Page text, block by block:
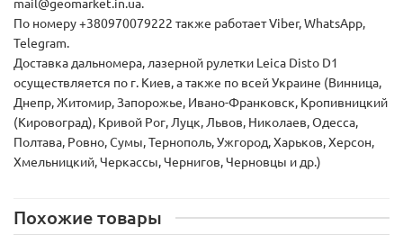
По номеру +380970079222 также работает Viber, WhatsApp,
Telegram.
Доставка дальномера, лазерной рулетки Leica Disto D1
осуществляется по г. Киев, а также по всей Украине (Винница,
Днепр, Житомир, Запорожье, Ивано-Франковск, Кропивницкий
(Кировоград), Кривой Рог, Луцк, Львов, Николаев, Одесса,
Полтава, Ровно, Сумы, Тернополь, Ужгород, Харьков, Херсон,
Хмельницкий, Черкассы, Чернигов, Черновцы и др.)
Похожие товары